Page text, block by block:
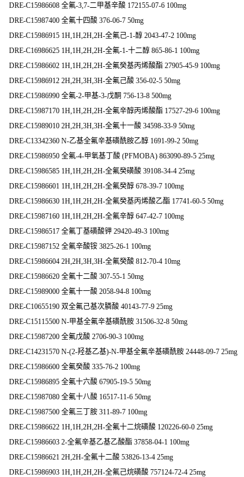
DRE-C15986608 全氟-3,7-二甲基辛酸 172155-07-6 100mg
DRE-C15987400 全氟十四酸 376-06-7 50mg
DRE-C15986915 1H,1H,2H,2H-全氟己-1-醇 2043-47-2 100mg
DRE-C16986625 1H,1H,2H,2H-全氟-1-十二醇 865-86-1 100mg
DRE-C15986602 1H,1H,2H,2H-全氟癸基丙烯酸酯 27905-45-9 100mg
DRE-C15986912 2H,2H,3H,3H-全氟己酸 356-02-5 50mg
DRE-C15986990 全氟-2-甲基-3-戊酮 756-13-8 500mg
DRE-C15987170 1H,1H,2H,2H-全氟辛醇丙烯酸酯 17527-29-6 100mg
DRE-C15989010 2H,2H,3H,3H-全氟十一酸 34598-33-9 50mg
DRE-C13342360 N-乙基全氟辛基磺酰胺乙醇 1691-99-2 50mg
DRE-C15986950 全氟-4-甲氧基丁酸 (PFMOBA) 863090-89-5 25mg
DRE-C15986585 1H,1H,2H,2H-全氟癸磺酸 39108-34-4 25mg
DRE-C15986601 1H,1H,2H,2H-全氟癸醇 678-39-7 100mg
DRE-C15986630 1H,1H,2H,2H-全氟癸基丙烯酸乙酯 17741-60-5 50mg
DRE-C15987160 1H,1H,2H,2H-全氟辛醇 647-42-7 100mg
DRE-C15986517 全氟丁基磺酸钾 29420-49-3 100mg
DRE-C15987152 全氟辛酸铵 3825-26-1 100mg
DRE-C15986604 2H,2H,3H,3H-全氟癸酸 812-70-4 10mg
DRE-C15986620 全氟十二酸 307-55-1 50mg
DRE-C15989000 全氟十一酸 2058-94-8 100mg
DRE-C10655190 双全氟己基次膦酸 40143-77-9 25mg
DRE-C15115500 N-甲基全氟辛基磺酰胺 31506-32-8 50mg
DRE-C15987200 全氟戊酸 2706-90-3 100mg
DRE-C14231570 N-(2-羟基乙基)-N-甲基全氟辛基磺酰胺 24448-09-7 25mg
DRE-C15986600 全氟癸酸 335-76-2 100mg
DRE-C15986895 全氟十六酸 67905-19-5 50mg
DRE-C15987080 全氟十八酸 16517-11-6 50mg
DRE-C15987500 全氟三丁胺 311-89-7 100mg
DRE-C15986622 1H,1H,2H,2H-全氟十二烷磺酸 120226-60-0 25mg
DRE-C15986603 2-全氟辛基乙基乙酸酯 37858-04-1 100mg
DRE-C15986621 2H,2H-全氟十二酸 53826-13-4 25mg
DRE-C15986903 1H,1H,2H,2H-全氟己烷磺酸 757124-72-4 25mg